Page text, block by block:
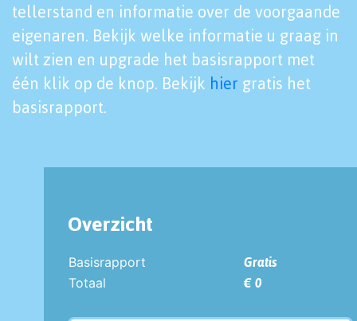
tellerstand en informatie over de voorgaande
eigenaren. Bekijk welke informatie u graag in
wilt zien en upgrade het basisrapport met
één klik op de knop. Bekijk hier gratis het
basisrapport.
Overzicht
Basisrapport
Gratis
Totaal
€ 0